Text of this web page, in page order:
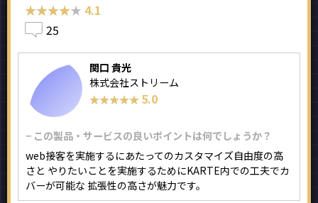
★★★★★
★★★★★ 4.1
25
関口 貴光
株式会社ストリーム
★★★★★
★★★★★ 5.0
− この製品・サービスの良いポイントは何でしょうか？
web接客を実施するにあたってのカスタマイズ自由度の高
さと やりたいことを実施するためにKARTE内での工夫でカ
バーが可能な 拡張性の高さが魅力です。